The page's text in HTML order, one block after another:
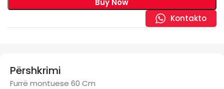
Buy Now
Kontakto
Përshkrimi
Furrë montuese 60 Cm